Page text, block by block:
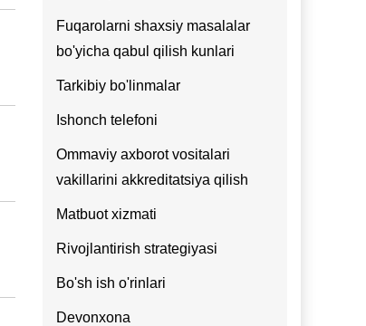
Fuqarolarni shaxsiy masalalar
bo'yicha qabul qilish kunlari
Tarkibiy bo'linmalar
Ishonch telefoni
Ommaviy axborot vositalari
vakillarini akkreditatsiya qilish
Matbuot xizmati
Rivojlantirish strategiyasi
Bo'sh ish o'rinlari
Devonxona